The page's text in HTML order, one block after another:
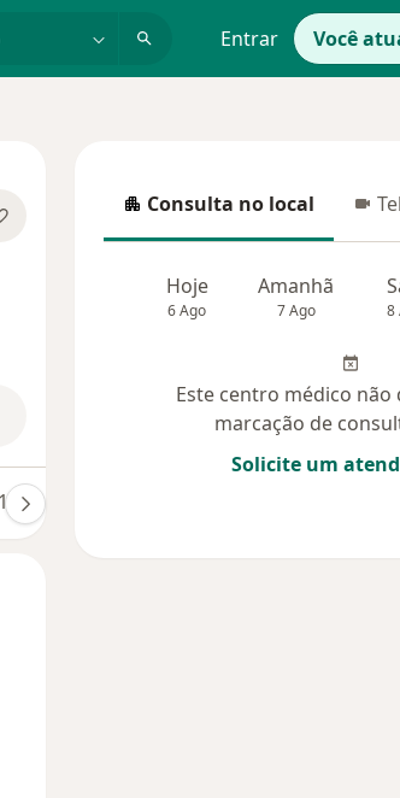
Entrar Você
Consulta no local
Consulta no local
Hoje
6 Ago
Amanhã
7 Ago 8
Este centro médico não
marcação de
Solicite um